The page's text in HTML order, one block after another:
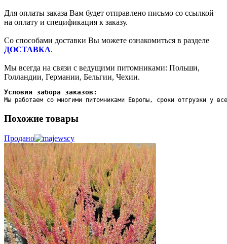
Для оплаты заказа Вам будет отправлено письмо со ссылкой
на оплату и спецификация к заказу.
Со способами доставки Вы можете ознакомиться в разделе
ДОСТАВКА.
Мы всегда на связи с ведущими питомниками: Польши,
Голландии, Германии, Бельгии, Чехии.
Условия забора заказов:
Мы работаем со многими питомниками Европы, сроки отгрузки у
Похожие товары
Продано